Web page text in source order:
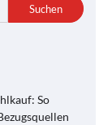
Suchen
So